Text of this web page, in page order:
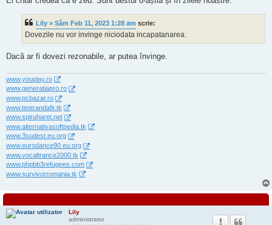
Lily » Sâm Feb 11, 2023 1:28 am scrie:
Dovezile nu vor invinge niciodata incapatanarea.
Dacă ar fi dovezi rezonabile, ar putea învinge.
www.youplay.ro
www.generatiapro.ro
www.pcbazar.ro
www.teotrandafir.tk
www.spiruharet.net
www.alternativasoftpedia.tk
www.3sudest.eu.org
www.eurodance90.eu.org
www.vocaltrance2000.tk
www.phpbb3refugees.com
www.survivorromania.tk
Lily
administrator